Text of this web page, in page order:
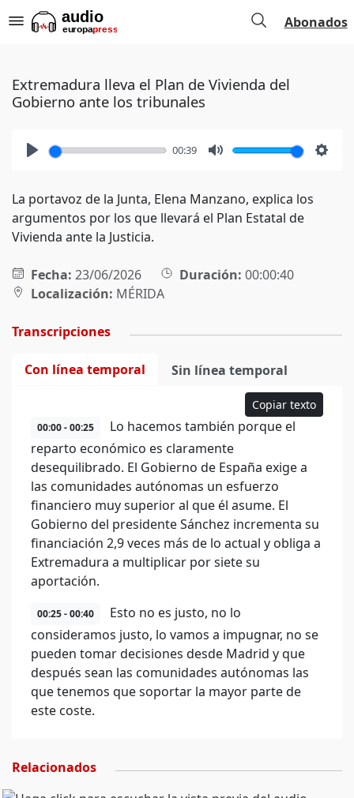
Abonados
Extremadura lleva el Plan de Vivienda del
Gobierno ante los tribunales
00:39
La portavoz de la Junta, Elena Manzano, explica los
argumentos por los que llevará el Plan Estatal de
Vivienda ante la Justicia.
Fecha: 23/06/2026 Duración: 00:00:40
Localización: MÉRIDA
Transcripciones
Con línea temporal Sin línea temporal
Copiar texto
00:00 - 00:25
Lo hacemos también porque el
reparto económico es claramente
desequilibrado. El Gobierno de España exige a
las comunidades autónomas un esfuerzo
financiero muy superior al que él asume. El
Gobierno del presidente Sánchez incrementa su
financiación 2,9 veces más de lo actual y obliga a
Extremadura a multiplicar por siete su
aportación.
00:25 - 00:40
Esto no es justo, no lo
consideramos justo, lo vamos a impugnar, no se
pueden tomar decisiones desde Madrid y que
después sean las comunidades autónomas las
que tenemos que soportar la mayor parte de
este coste.
Relacionados